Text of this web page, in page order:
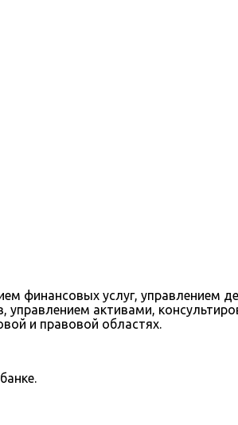
финансовых услуг, управлением
активами,
и правовой областях.